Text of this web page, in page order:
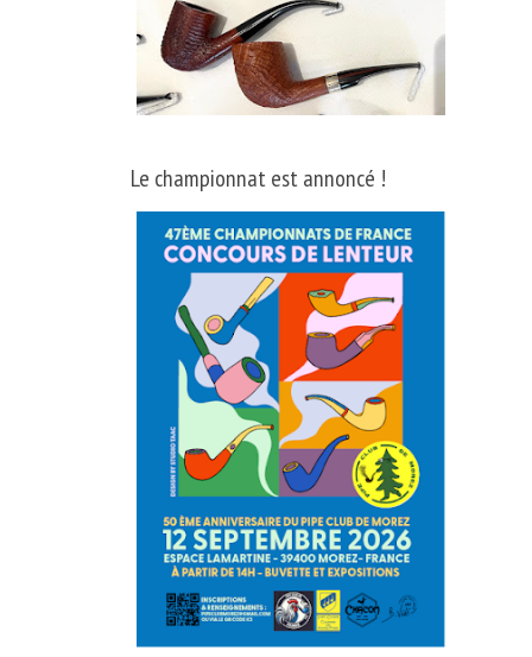
Le championnat est annoncé !